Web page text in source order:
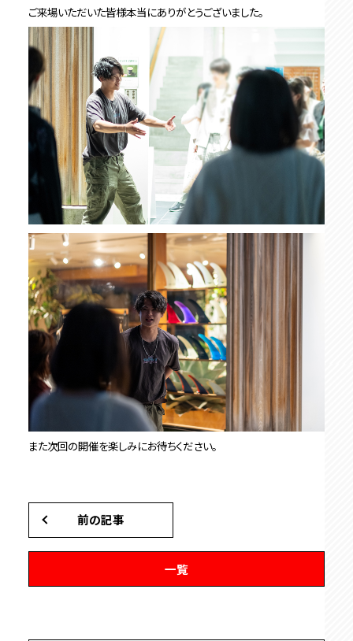
ご来場いただいた皆様本当にありがとうございました。
また次回の開催を楽しみにお待ちください。
前の記事
一覧